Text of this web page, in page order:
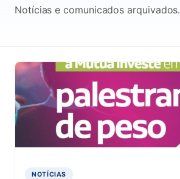
Notícias e comunicados arquivados.
NOTÍCIAS